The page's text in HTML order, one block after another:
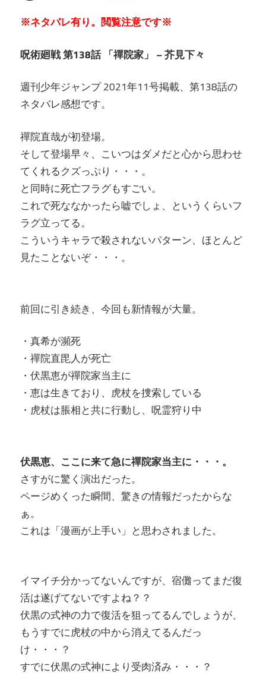
※ネタバレ有り。閲覧注意です※
呪術廻戦 第138話 「禪院家」 – 芥見下々
週刊少年ジャンプ 2021年11号掲載、第138話の
ネタバレ感想です。
禪院直哉が初登場。
そして登場早々、こいつはダメだと心から思わせ
てくれるクズっぷり・・・。
と同時に死亡フラグもすごい。
これで死ななかったら嘘でしょ、というくらいフ
ラグ立ってる。
こういうキャラで殺されないパターン、ほとんど
見たことないぞ・・・。
前回に引き続き、今回も新情報が大量。
・真希が瀕死
・禪院直毘人が死亡
・伏黒恵が禪院家当主に
・恵は生きており、虎杖を捜索している
・虎杖は脹相と共に行動し、呪霊狩り中
伏黒恵、ここに来て急に禪院家当主に・・・。
さすがに驚く演出だった。
ページめくった瞬間、驚きの情報だったからな
ぁ。
これは「漫画が上手い」と思わされました。
イマイチ分かってないんですが、宿儺ってまだ復
活は遂げてないですよね？？
伏黒の式神の力で復活を狙ってるんでしょうが、
もうすでに虎杖の中から消えてるんだっ
け・・・？
すでに伏黒の式神により受肉済み・・・？